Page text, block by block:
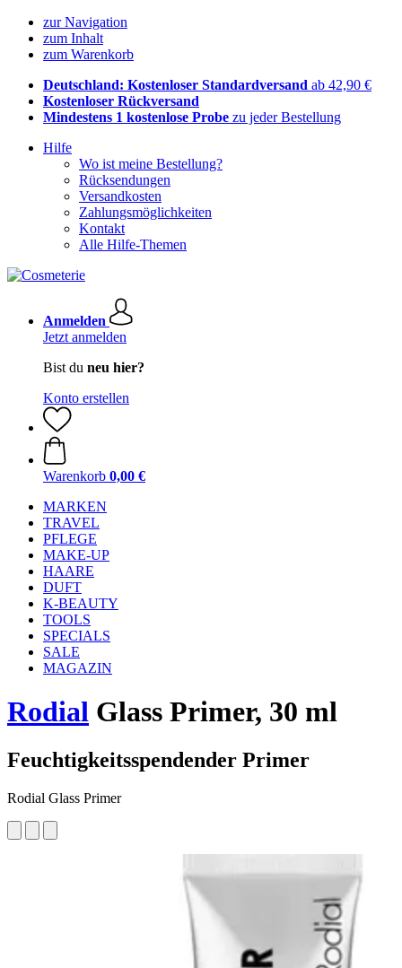
zur Navigation
zum Inhalt
zum Warenkorb
Deutschland: Kostenloser Standardversand ab 42,90 €
Kostenloser Rückversand
Mindestens 1 kostenlose Probe zu jeder Bestellung
Hilfe
Wo ist meine Bestellung?
Rücksendungen
Versandkosten
Zahlungsmöglichkeiten
Kontakt
Alle Hilfe-Themen
Anmelden
Jetzt anmelden
Bist du neu hier?
Konto erstellen
Warenkorb 0,00 €
MARKEN
TRAVEL
PFLEGE
MAKE-UP
HAARE
DUFT
K-BEAUTY
TOOLS
SPECIALS
SALE
MAGAZIN
Rodial Glass Primer, 30 ml
Feuchtigkeitsspendender Primer
Rodial Glass Primer